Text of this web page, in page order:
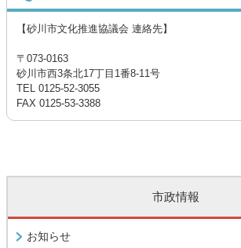
【砂川市文化­推進協議会­ 連絡先】
〒073-0163
砂川市西3条北17丁目1番8-11号
TEL 0125-52-3055
FAX 0125-53-3388
市政情報
お知らせ